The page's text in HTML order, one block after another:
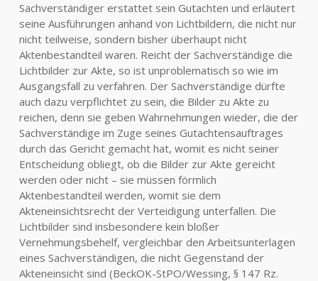
Sachverständiger erstattet sein Gutachten und erläutert
seine Ausführungen anhand von Lichtbildern, die nicht nur
nicht teilweise, sondern bisher überhaupt nicht
Aktenbestandteil waren. Reicht der Sachverständige die
Lichtbilder zur Akte, so ist unproblematisch so wie im
Ausgangsfall zu verfahren. Der Sachverständige dürfte
auch dazu verpflichtet zu sein, die Bilder zu Akte zu
reichen, denn sie geben Wahrnehmungen wieder, die der
Sachverständige im Zuge seines Gutachtensauftrages
durch das Gericht gemacht hat, womit es nicht seiner
Entscheidung obliegt, ob die Bilder zur Akte gereicht
werden oder nicht – sie müssen förmlich
Aktenbestandteil werden, womit sie dem
Akteneinsichtsrecht der Verteidigung unterfallen. Die
Lichtbilder sind insbesondere kein bloßer
Vernehmungsbehelf, vergleichbar den Arbeitsunterlagen
eines Sachverständigen, die nicht Gegenstand der
Akteneinsicht sind (BeckOK-StPO/Wessing, § 147 Rz.